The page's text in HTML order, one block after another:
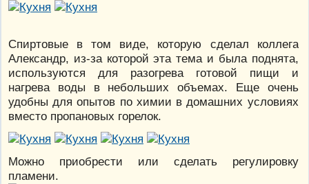
Спиртовые в том виде, которую сделал коллега
Александр, из-за которой эта тема и была поднята,
используются для разогрева готовой пищи и
нагрева воды в небольших объемах. Еще очень
удобны для опытов по химии в домашних условиях
вместо пропановых горелок.
Можно приобрести или сделать регулировку
пламени.